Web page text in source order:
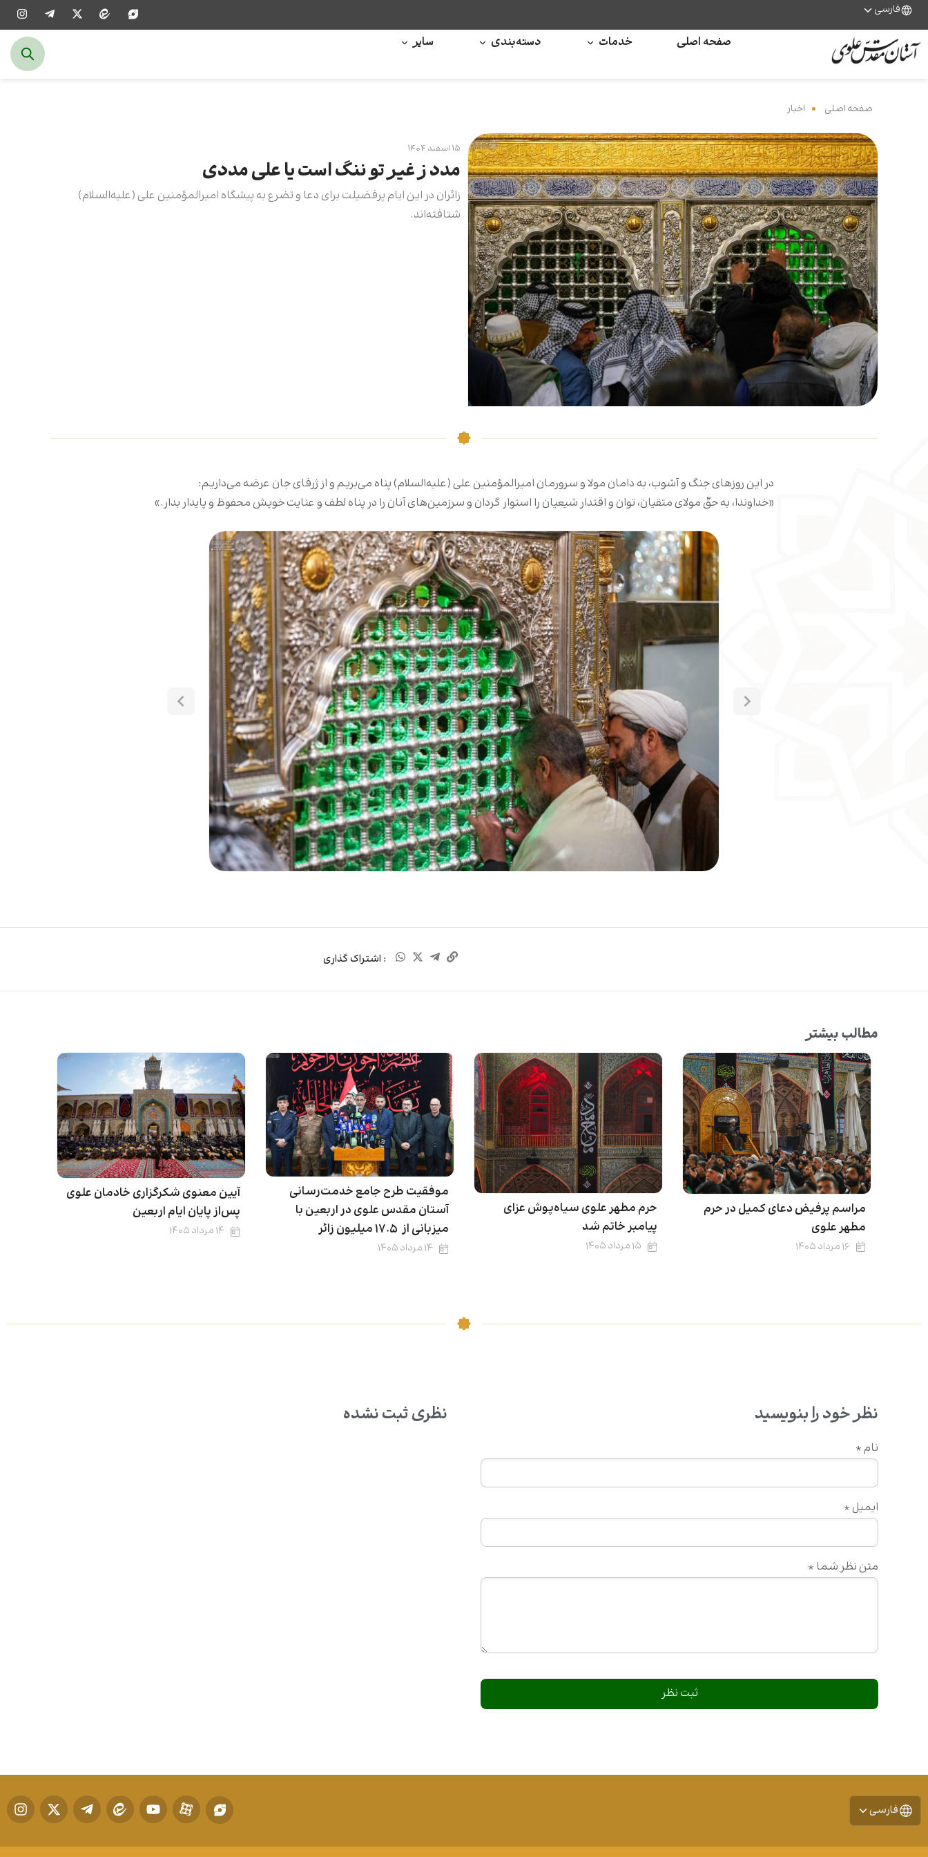
فارسی
صفحه اصلی خدمات دسته‌بندی سایر
صفحه اصلی اخبار
۱۵ اسفند ۱۴۰۴
مدد ز غیر تو ننگ است یا علی مددی
زائران در این ایام پرفضیلت برای دعا و تضرع به پیشگاه امیرالمؤمنین علی (علیه‌السلام)
شتافته‌اند.
در این روزهای جنگ و آشوب، به دامان مولا و سرورمان امیرالمؤمنین علی (علیه‌السلام) پناه می‌بریم و از ژرفای جان عرضه می‌داریم:
«خداوندا، به حقّ مولای متقیان، توان و اقتدار شیعیان را استوار گردان و سرزمین‌های آنان را در پناه لطف و عنایت خویش محفوظ و پایدار بدار.»
: اشتراک گذاری
مطالب بیشتر
مراسم پرفیض دعای کمیل در حرم
مطهر علوی
۱۶ مرداد ۱۴۰۵
حرم مطهر علوی سیاه‌پوش عزای
پیامبر خاتم شد
۱۵ مرداد ۱۴۰۵
موفقیت طرح جامع خدمت‌رسانی
آستان مقدس علوی در اربعین با
میزبانی از ۱۷.۵ میلیون زائر
۱۴ مرداد ۱۴۰۵
آیین معنوی شکرگزاری خادمان علوی
پس‌از پایان ایام اربعین
۱۴ مرداد ۱۴۰۵
نظر خود را بنویسید
متن نظر شما *
نام *
ایمیل *
نظری ثبت نشده
فارسی